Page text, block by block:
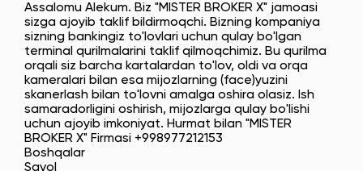
Assalomu Alekum. Biz "MISTER BROKER X" jamoasi
sizga ajoyib taklif bildirmoqchi. Bizning kompaniya
sizning bankingiz to'lovlari uchun qulay bo'lgan
terminal qurilmalarini taklif qilmoqchimiz. Bu qurilma
orqali siz barcha kartalardan to'lov, oldi va orqa
kameralari bilan esa mijozlarning (face)yuzini
skanerlash bilan to'lovni amalga oshira olasiz. Ish
samaradorligini oshirish, mijozlarga qulay bo'lishi
uchun ajoyib imkoniyat. Hurmat bilan "MISTER
BROKER X" Firmasi +998977212153
Boshqalar
Savol